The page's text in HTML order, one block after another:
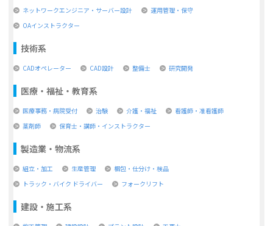
ネットワークエンジニア・サーバー設計
運用管理・保守
OAインストラクター
技術系
CADオペレーター CAD設計 整備士 研究開発
医療・福祉・教育系
医療事務・病院受付 治験 介護・福祉
看護師・准看護師
薬剤師
保育士・講師・インストラクター
製造業・物流系
組立・加工 生産管理
梱包・仕分け・検品
トラック・バイク ドライバー
フォークリフト
建設・施工系